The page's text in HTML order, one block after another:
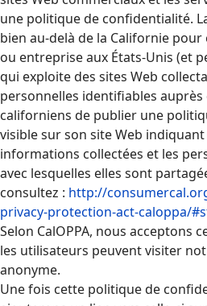
une politique de confidentialité.
bien au-delà de la Californie
ou entreprise aux États-Unis (et
qui exploite des sites Web
personnelles identifiables
californiens de publier une
visible sur son site Web
informations collectées et les
avec lesquelles elles sont
consultez : http://
privacy-protection-act-caloppa/
Selon CalOPPA, nous acceptons
les utilisateurs peuvent visiter
anonyme.
Une fois cette politique de